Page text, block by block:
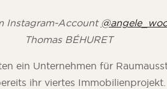
Instagram-Account
Thomas BÉHURET
ein Unternehmen für
ihr viertes Immobilienprojekt.